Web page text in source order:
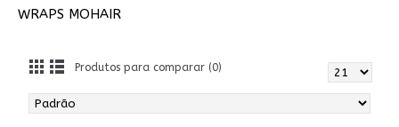
WRAPS MOHAIR
Produtos para comparar (0)